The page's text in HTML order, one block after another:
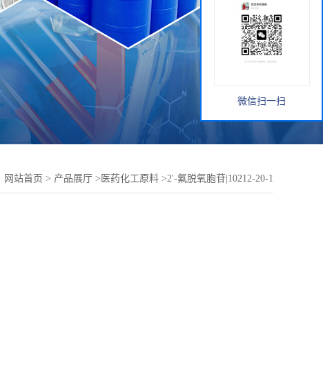
网站首页 > 产品展厅 > 医药化工原料 >2'-氟脱氧胞苷|10212-20-1
微信扫一扫